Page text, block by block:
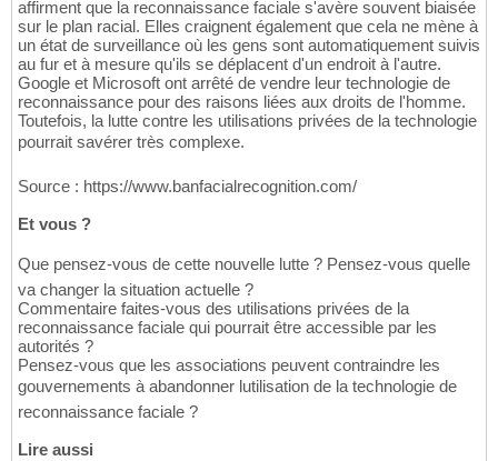
affirment que la reconnaissance faciale s'avère souvent biaisée
sur le plan racial. Elles craignent également que cela ne mène à
un état de surveillance où les gens sont automatiquement suivis
au fur et à mesure qu'ils se déplacent d'un endroit à l'autre.
Google et Microsoft ont arrêté de vendre leur technologie de
reconnaissance pour des raisons liées aux droits de l'homme.
Toutefois, la lutte contre les utilisations privées de la technologie
pourrait savérer très complexe.
Source : https://www.banfacialrecognition.com/
Et vous ?
Que pensez-vous de cette nouvelle lutte ? Pensez-vous quelle
va changer la situation actuelle ?
Commentaire faites-vous des utilisations privées de la
reconnaissance faciale qui pourrait être accessible par les
autorités ?
Pensez-vous que les associations peuvent contraindre les
gouvernements à abandonner lutilisation de la technologie de
reconnaissance faciale ?
Lire aussi